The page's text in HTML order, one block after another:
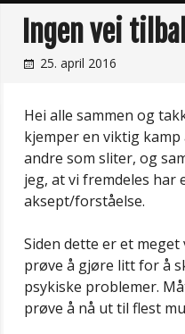
Ingen vei
25. april 2016
Hei alle sammen og
kjemper en viktig
andre som sliter, og
jeg, at vi fremdeles har
aksept/forståelse.
Siden dette er et
prøve å gjøre litt for å
psykiske problemer.
prøve å nå ut til flest